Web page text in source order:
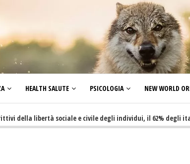
HEALTH SALUTE PSICOLOGIA NEW WORLD
libertà sociale e civile degli individui, il 62% degli